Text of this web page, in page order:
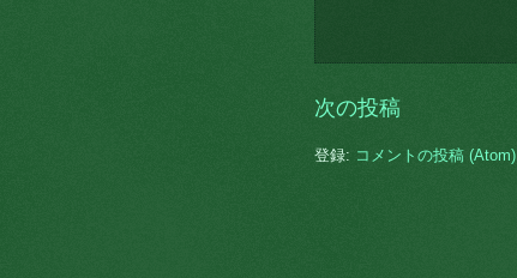
次の投稿
登録: コメントの投稿 (Atom)